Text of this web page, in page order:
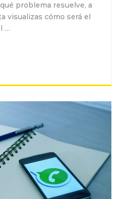
problema resuelve, a
visualizas cómo será el
…